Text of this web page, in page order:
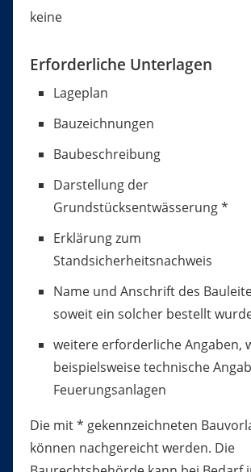
keine
Erforderliche Unterlagen
Lageplan
Bauzeichnungen
Baubeschreibung
Darstellung der
Grundstücksentwässerung *
Erklärung zum
Standsicherheitsnachweis
Name und Anschrift des
soweit ein solcher bestellt
weitere erforderliche Angaben,
beispielsweise technische
Feuerungsanlagen
Die mit * gekennzeichneten
können nachgereicht werden. Die